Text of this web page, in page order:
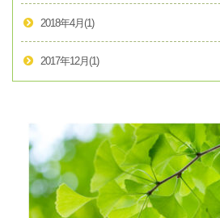
2018年4月 (1)
2017年12月 (1)